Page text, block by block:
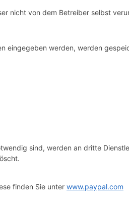
nicht von dem Betreiber selbst
eingegeben werden, werden
sind, werden an dritte
finden Sie unter www.paypal.com